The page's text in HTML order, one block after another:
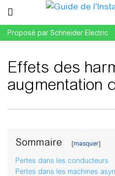
Proposé par Schneider Electric
Effets des
augmentation
Sommaire
Pertes dans les conducteurs
Pertes dans les machines